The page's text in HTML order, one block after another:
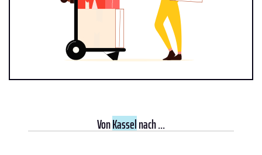
VonKasselnach ...